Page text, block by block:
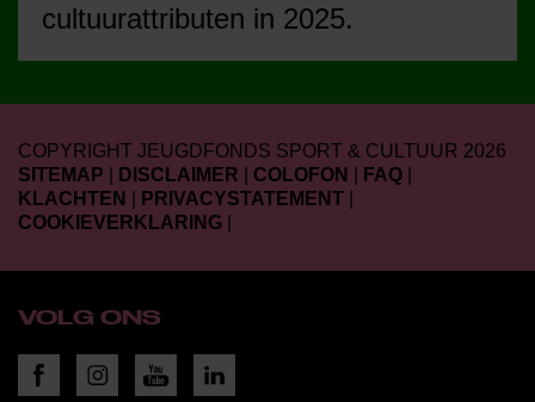
cultuurattributen in 2025.
COPYRIGHT JEUGDFONDS SPORT & CULTUUR 2026
SITEMAP
DISCLAIMER COLOFON FAQ
KLACHTEN
PRIVACYSTATEMENT
COOKIEVERKLARING
VOLG ONS